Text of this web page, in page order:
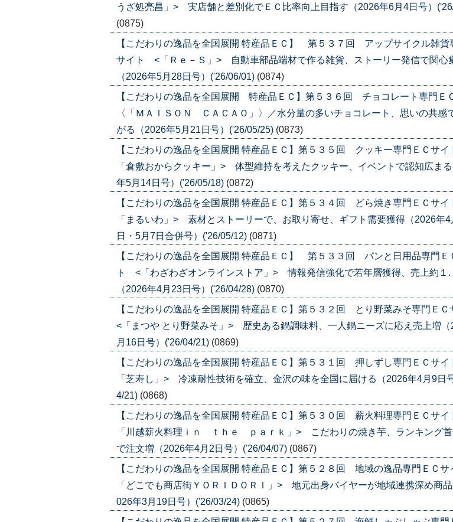
うざ処亮昌」> 実店舗と差別化でＥＣ比率向上目指す（2026年6月4日号）
(0875)
【こだわりの逸品を全国展開 特産品ＥＣ】 第５３７回 アップサイクル雑貨
サイト <「Ｒｅ－Ｓ」> 自動車部品端材で作る雑貨、ストーリー発信で関心
（2026年5月28日号）('26/06/01) (0874)
【こだわりの逸品を全国展開 特産品ＥＣ】第５３６回 チョコレート専門Ｅ
〈「ＭＡＩＳＯＮ ＣＡＣＡＯ」〉／水分量の多いチョコレート、思いの共感
がる（2026年5月21日号）('26/05/25) (0873)
【こだわりの逸品を全国展開 特産品ＥＣ】第５３５回 クッキー専門ＥＣサ
「倉敷おからクッキー」> 体型維持を考えたクッキー、イベントで認知広ま
年5月14日号）('26/05/18) (0872)
【こだわりの逸品を全国展開 特産品ＥＣ】第５３４回 どら焼き専門ＥＣサ
「まるいわ」> 素材とストーリーで、お取り寄せ、ギフト需要獲得（2026年4
日・5月7日合併号）('26/05/12) (0871)
【こだわりの逸品を全国展開 特産品ＥＣ】 第５３３回 パンと日用品専門Ｅ
ト <「わざわざオンラインストア」> 情報発信強化で若年層獲得、売上約１.
（2026年4月23日号）('26/04/28) (0870)
【こだわりの逸品を全国展開 特産品ＥＣ】第５３２回 とり野菜みそ専門Ｅ
<「まつや とり野菜みそ」> 歴史ある鍋調味料、一人鍋ニーズに応え売上増（
月16日号）('26/04/21) (0869)
【こだわりの逸品を全国展開 特産品ＥＣ】第５３１回 押しずし専門ＥＣサ
「芝寿し」> 冷凍耐性技術を確立、金沢の味を全国に届ける（2026年4月9日
4/21) (0868)
【こだわりの逸品を全国展開 特産品ＥＣ】第５３０回 薪火料理専門ＥＣサ
「川越薪火料理ｉｎ ｔｈｅ ｐａｒｋ」> こだわりの焼き芋、ランキング
で注文増（2026年4月2日号）('26/04/07) (0867)
【こだわりの逸品を全国展開 特産品ＥＣ】第５２８回 地域の逸品専門ＥＣサ
「どこでも商店街ＹＯＲＩＤＯＲＩ」> 地元出身バイヤーが地域連携深め商
026年3月19日号）('26/03/24) (0865)